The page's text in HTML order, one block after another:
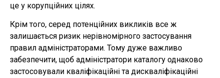
це у корупційних цілях.
Крім того, серед потенційних викликів все ж
залишається ризик нерівномірного застосування
правил адміністраторами. Тому дуже важливо
забезпечити, щоб адміністратори каталогу однаково
застосовували кваліфікаційні та дискваліфікаційні